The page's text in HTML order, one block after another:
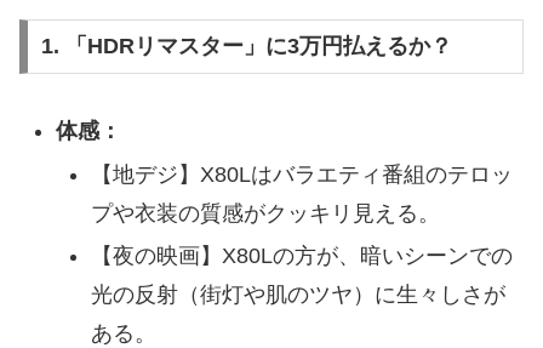
1. 「HDRリマスター」に3万円払えるか？
体感：
【地デジ】X80Lはバラエティ番組のテロッ
プや衣装の質感がクッキリ見える。
【夜の映画】X80Lの方が、暗いシーンでの
光の反射（街灯や肌のツヤ）に生々しさが
ある。